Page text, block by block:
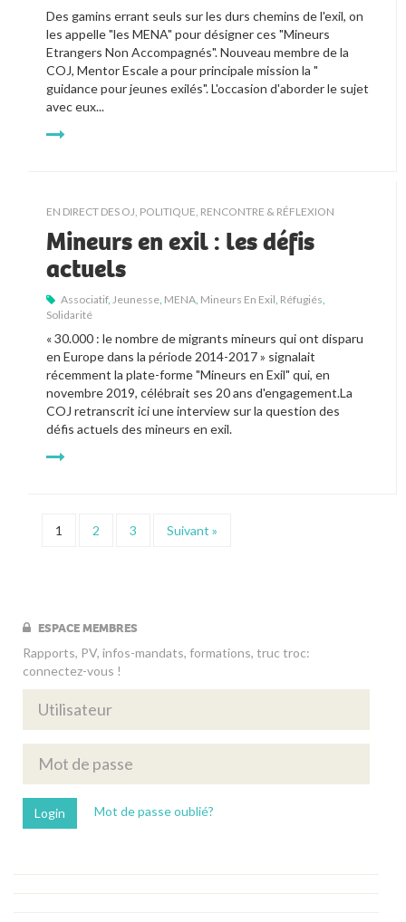
Des gamins errant seuls sur les durs chemins de l'exil, on
les appelle "les MENA" pour désigner ces "Mineurs
Etrangers Non Accompagnés". Nouveau membre de la
COJ, Mentor Escale a pour principale mission la "
guidance pour jeunes exilés". L'occasion d'aborder le sujet
avec eux...
EN DIRECT DES OJ POLITIQUE RENCONTRE & RÉFLEXION
Mineurs en exil : les défis
actuels
Associatif, Jeunesse MENA Mineurs En Exil Réfugiés
Solidarité
« 30.000 : le nombre de migrants mineurs qui ont disparu
en Europe dans la période 2014-2017 » signalait
récemment la plate-forme "Mineurs en Exil" qui, en
novembre 2019, célébrait ses 20 ans d'engagement.La
COJ retranscrit ici une interview sur la question des
défis actuels des mineurs en exil.
1 2 3 Suivant »
ESPACE MEMBRES
Rapports, PV, infos-mandats, formations, truc troc:
connectez-vous !
Mot de passe oublié?